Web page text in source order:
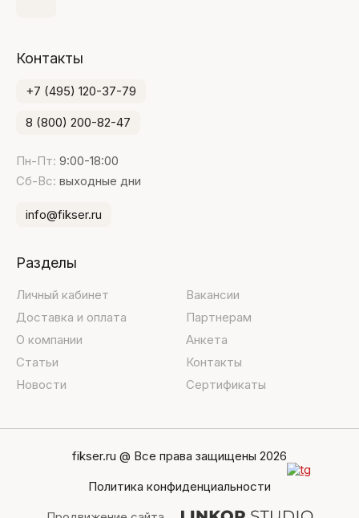
Контакты
+7 (495) 120-37-79
8 (800) 200-82-47
Пн-Пт: 9:00-18:00
Сб-Вс: выходные дни
info@fikser.ru
Разделы
Личный кабинет
Доставка и оплата
О компании
Статьи
Новости
Вакансии
Партнерам
Анкета
Контакты
Сертификаты
fikser.ru @ Все права защищены 2026
Политика конфиденциальности